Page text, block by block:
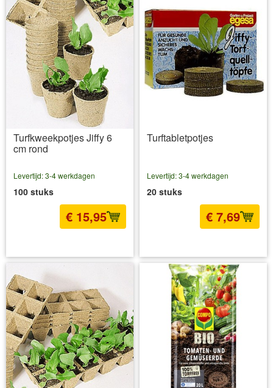
Turfkweekpotjes Jiffy 6
cm rond
Levertijd: 3-4 werkdagen
100 stuks
€ 15,95
Turftabletpotjes
Levertijd: 3-4 werkdagen
20 stuks
€ 7,69